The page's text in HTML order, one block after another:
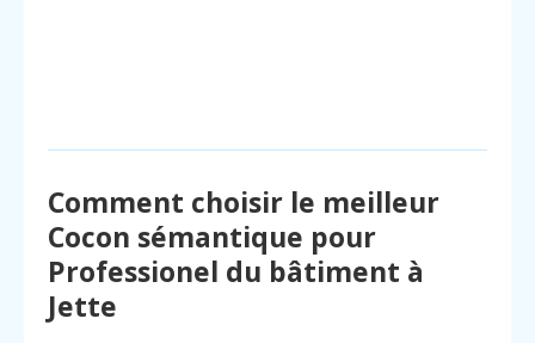
Comment choisir le meilleur
Cocon sémantique pour
Professionel du bâtiment à
Jette